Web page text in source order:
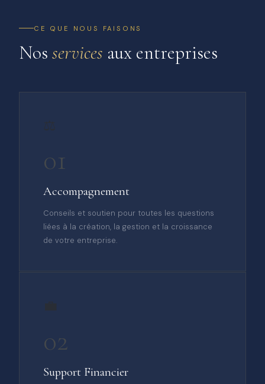
CE QUE NOUS FAISONS
Nos services aux entreprises
01
Accompagnement
Conseils et soutien pour toutes les questions
liées à la création, la gestion et la croissance
de votre entreprise.
02
Support Financier